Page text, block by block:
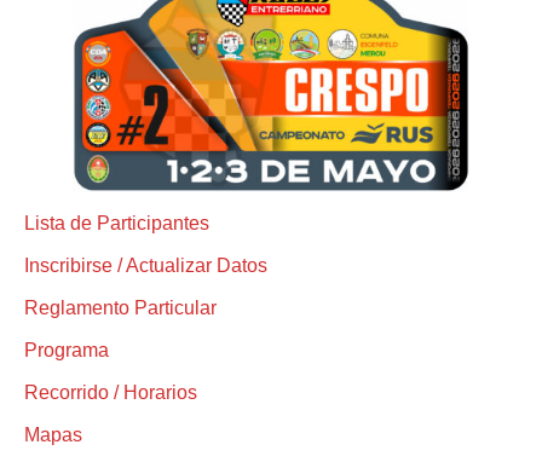
Lista de Participantes
Inscribirse / Actualizar Datos
Reglamento Particular
Programa
Recorrido / Horarios
Mapas